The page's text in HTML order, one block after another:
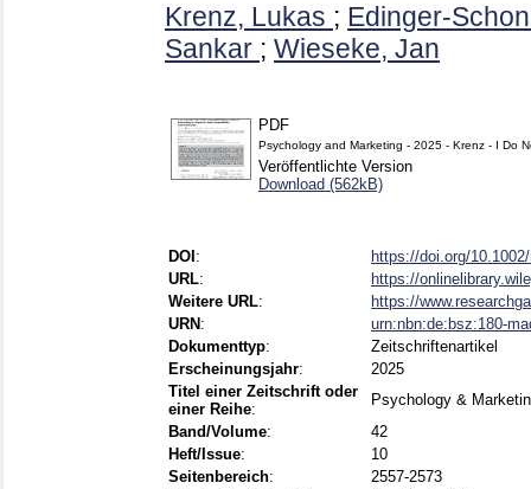
Krenz, Lukas ; Edinger-
Sankar ; Wieseke, Jan
PDF
Psychology and Marketing - 2025 - Krenz - I Do
Veröffentlichte Version
Download (562kB)
DOI :
https://doi.org/
URL:
https://
Weitere URL:
https://
URN :
urn:nbn:de:bsz:180-
Dokumenttyp:
Zeitschriftenartikel
Erscheinungsjahr:
2025
Titel einer Zeitschrift oder
einer Reihe:
Psychology &
Band/Volume:
42
Heft/Issue:
10
Seitenbereich:
2557-2573